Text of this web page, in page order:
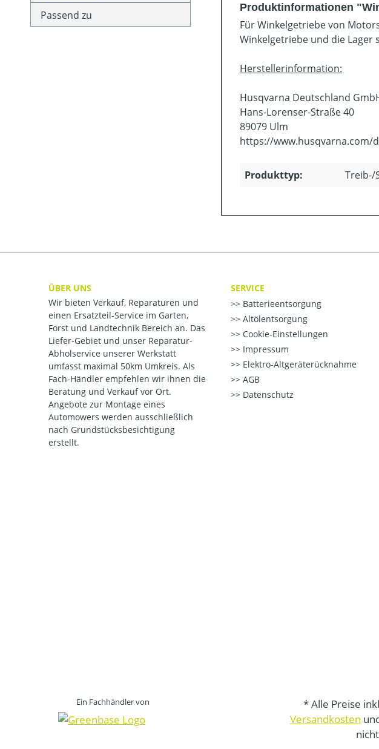
Passend zu
Produktinformationen
Für Winkelgetriebe von
Winkelgetriebe und die
Herstellerinformation:
Husqvarna Deutschland
Hans-Lorenser-Straße 40
89079 Ulm
https://www.husqvarna.com/
Produkttyp: Treib-/
ÜBER UNS
Wir bieten Verkauf, Reparaturen und
einen Ersatzteil-Service im Garten,
Forst und Landtechnik Bereich an. Das
Liefer-Gebiet und unser Reparatur-
Abholservice unserer Werkstatt
umfasst maximal 50km Umkreis. Als
Fach-Händler empfehlen wir ihnen die
Beratung und Verkauf vor Ort.
Angebote zur Montage eines
Automowers werden ausschließlich
nach Grundstücksbesichtigung
erstellt.
SERVICE
Batterieentsorgung
Altölentsorgung
Cookie-Einstellungen
Impressum
Elektro-Altgeräterücknahme
AGB
Datenschutz
Ein Fachhändler von
* Alle Preise
Versandkosten